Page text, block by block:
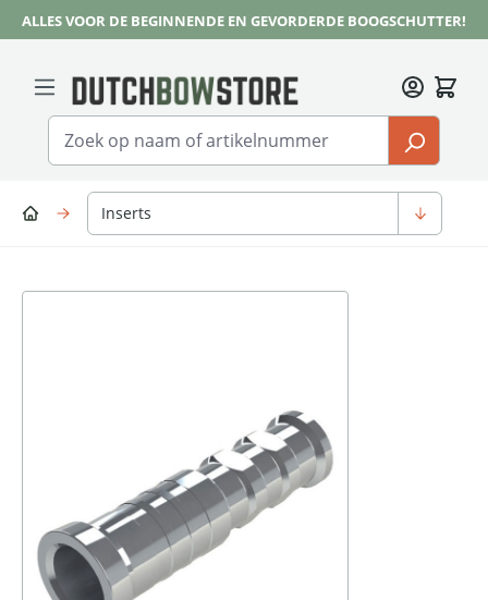
Ga naar de hoofdinhoud
ALLES VOOR DE BEGINNENDE EN GEVORDERDE BOOGSCHUTTER!
Inserts
Afbeeldingengalerij overslaan